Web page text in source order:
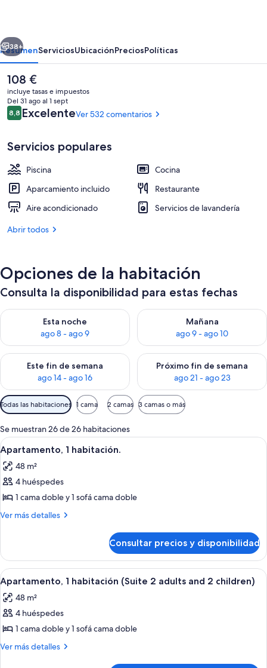
Suites
2 piscinas al aire libre, sombrillas,
Siguiente
38+
ResumenServiciosUbicaciónPreciosPolíticas
El
precio
actual
es
de
108 €
incluye tasas e impuestos
Del 31 ago al 1 sept
Comentarios
8,88,8 de 10
ExcelenteVer 532 comentarios
Servicios populares
Piscina
Cocina
Aparcamiento incluido
Restaurante
Aire acondicionado
Servicios de lavandería
Abrir todos
Opciones de la habitación
Consulta la disponibilidad para estas fechas
Esta noche
ago 8 - ago 9
Consulta la disponibilidad para esta noche, ago 8 - ago 9
Mañana
ago 9 - ago 10
Consulta la disponibilidad
Este fin de semana
ago 14 - ago 16
Consulta la disponibilidad para este fin de semana, ago 14 -
Próximo fin de semana
ago 21 - ago 23
Consulta la disponibilidad
Filtros
disponibles
para
las
habitaciones
Todas las habitaciones 1 cama 2 camas 3 camas o más
Se muestran 26 de 26 habitaciones
Abrir
todas
las
fotos
de
Apartamento,
Habitación de hotel con cama,
6
Apartamento, 1 habitación.
48 m²
4 huéspedes
1 cama doble y 1 sofá cama doble
Ver más detalles
Más
1
habitación.
Consultar precios y disponibilidad
Abrir
todas
las
fotos
de
Apartamento,
Habitación de hotel con cama,
6
Apartamento, 1 habitación (Suite 2 adults and 2 children)
48 m²
4 huéspedes
1 cama doble y 1 sofá cama doble
Ver más detalles
Más